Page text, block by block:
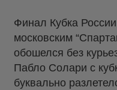
Финал Кубка
московским
обошелся без
Пабло Солари с
буквально